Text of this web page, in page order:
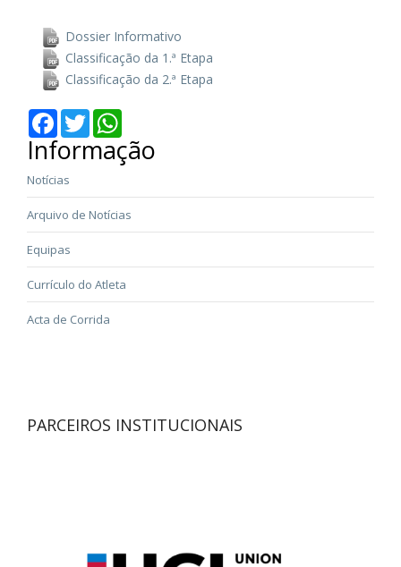
Dossier Informativo
Classificação da 1.ª Etapa
Classificação da 2.ª Etapa
Facebook
Twitter
Informação
Notícias
Arquivo de Notícias
Equipas
Currículo do Atleta
Acta de Corrida
PARCEIROS INSTITUCIONAIS